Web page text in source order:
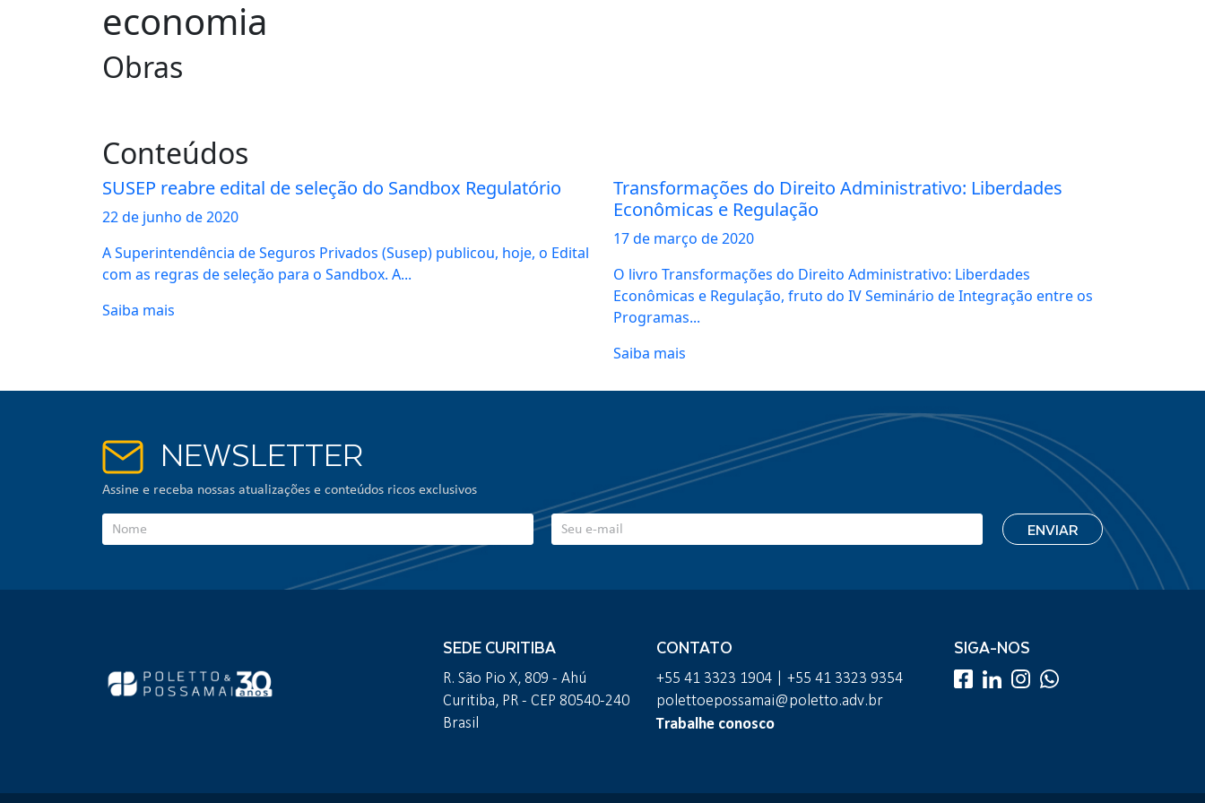
economia
Obras
Conteúdos
SUSEP reabre edital de seleção do Sandbox Regulatório
22 de junho de 2020
A Superintendência de Seguros Privados (Susep) publicou, hoje, o Edital
com as regras de seleção para o Sandbox. A...
Saiba mais
Transformações do Direito Administrativo: Liberdades
Econômicas e Regulação
17 de março de 2020
O livro Transformações do Direito Administrativo: Liberdades
Econômicas e Regulação, fruto do IV Seminário de Integração entre os
Programas...
Saiba mais
NEWSLETTER
Assine e receba nossas atualizações e conteúdos ricos exclusivos
SEDE CURITIBA
R. São Pio X, 809 - Ahú
Curitiba, PR - CEP 80540-240
Brasil
CONTATO
+55 41 3323 1904 | +55 41 3323 9354
polettoepossamai@poletto.adv.br
Trabalhe conosco
SIGA-NOS